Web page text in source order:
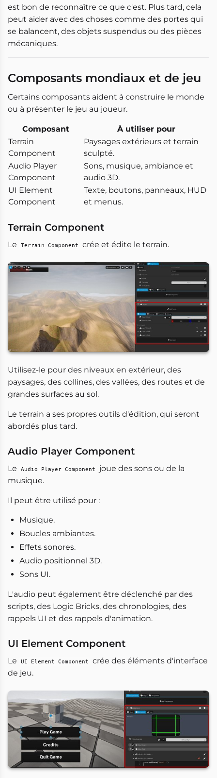
est bon de reconnaître ce que c'est. Plus tard, cela
peut aider avec des choses comme des portes qui
se balancent, des objets suspendus ou des pièces
mécaniques.
Composants mondiaux et de jeu
Certains composants aident à construire le monde
ou à présenter le jeu au joueur.
Composant
À utiliser pour
Terrain
Component
Paysages extérieurs et terrain
sculpté.
Audio Player
Component
Sons, musique, ambiance et
audio 3D.
UI Element
Component
Texte, boutons, panneaux, HUD
et menus.
Terrain Component
Le Terrain Component crée et édite le terrain.
Utilisez-le pour des niveaux en extérieur, des
paysages, des collines, des vallées, des routes et de
grandes surfaces au sol.
Le terrain a ses propres outils d'édition, qui seront
abordés plus tard.
Audio Player Component
Le Audio Player Component
joue des sons ou de la
musique.
Il peut être utilisé pour :
Musique.
Boucles ambiantes.
Effets sonores.
Audio positionnel 3D.
Sons UI.
L'audio peut également être déclenché par des
scripts, des Logic Bricks, des chronologies, des
rappels UI et des rappels d'animation.
UI Element Component
Le UI Element Component
crée des éléments d'interface
de jeu.